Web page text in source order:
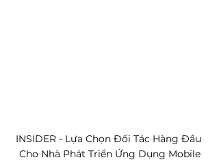
INSIDER - Lựa Chọn Đối Tác Hàng Đầu
Cho Nhà Phát Triển Ứng Dụng Mobile